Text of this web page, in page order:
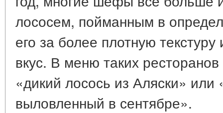
лососем, пойманным в
его за более плотную
вкус. В меню таких
«дикий лосось из Аляски» или
выловленный в сентябре».